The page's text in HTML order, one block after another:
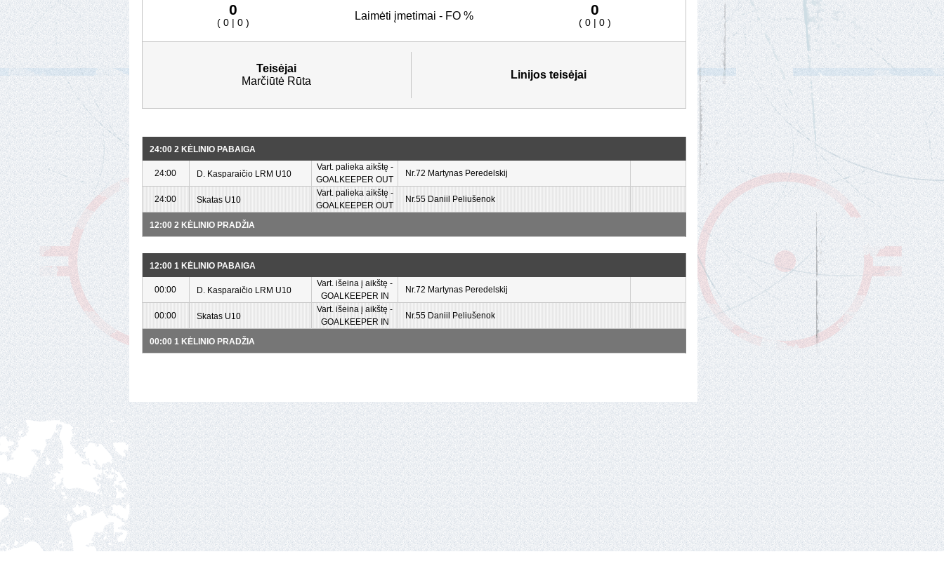
0
( 0 | 0 )
Laimėti įmetimai - FO % 0
( 0 | 0 )
Teisėjai
Marčiūtė Rūta
Linijos teisėjai
24:00 2 KĖLINIO PABAIGA
24:00 D. Kasparaičio LRM U10
Vart. palieka aikštę -
GOALKEEPER OUT
Nr.72 Martynas Peredelskij
24:00 Skatas U10
Vart. palieka aikštę -
GOALKEEPER OUT
Nr.55 Daniil Peliušenok
12:00 2 KĖLINIO PRADŽIA
12:00 1 KĖLINIO PABAIGA
00:00 D. Kasparaičio LRM U10
Vart. išeina į aikštę -
GOALKEEPER IN
Nr.72 Martynas Peredelskij
00:00 Skatas U10
Vart. išeina į aikštę -
GOALKEEPER IN
Nr.55 Daniil Peliušenok
00:00 1 KĖLINIO PRADŽIA